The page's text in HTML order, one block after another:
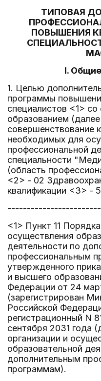
ТИПОВАЯ
ПОВЫШЕНИЯ
I.
1. Целью
программы
специалистов <1>
образованием
совершенствование
необходимых для
профессиональной
специальности
(область
<2> - 02
квалификации <3> -
<1> Пункт 11
осуществления
деятельности по
профессиональным
утвержденного
и высшего
Федерации от 24
(зарегистрирован
Российской
регистрационный N
сентября 2031 года
организации и
образовательной
дополнительным
программам).